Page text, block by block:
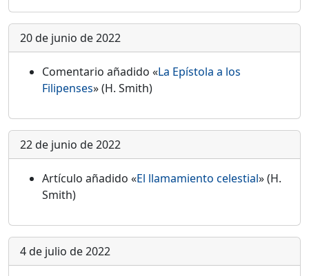
20 de junio de 2022
Comentario añadido «La Epístola a los
Filipenses» (H. Smith)
22 de junio de 2022
Artículo añadido «El llamamiento celestial» (H.
Smith)
4 de julio de 2022